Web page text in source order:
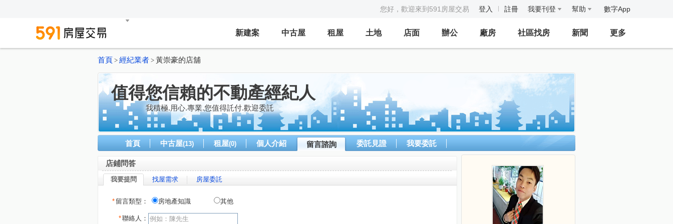
您好，歡迎來到591房屋交易 登入 註冊 我要刊登 幫助 數字App
新建案 中古屋 租屋 土地 店面 辦公 廠房 社區找房 新聞 更多
首頁 > 經紀業者 > 黃崇豪的店舖
值得您信賴的不動產經紀人
我積極.用心.專業.您值得託付.歡迎委託
首頁 中古屋(13) 租屋(0) 個人介紹 留言諮詢 委託見證 我要委託
店鋪問答
我要提問 找屋需求 房屋委託
* 留言類型： 房地產知識 其他
*聯絡人：